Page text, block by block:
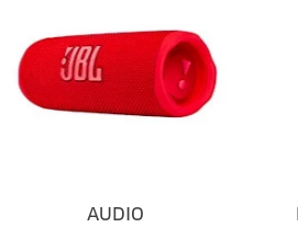
AUDIO